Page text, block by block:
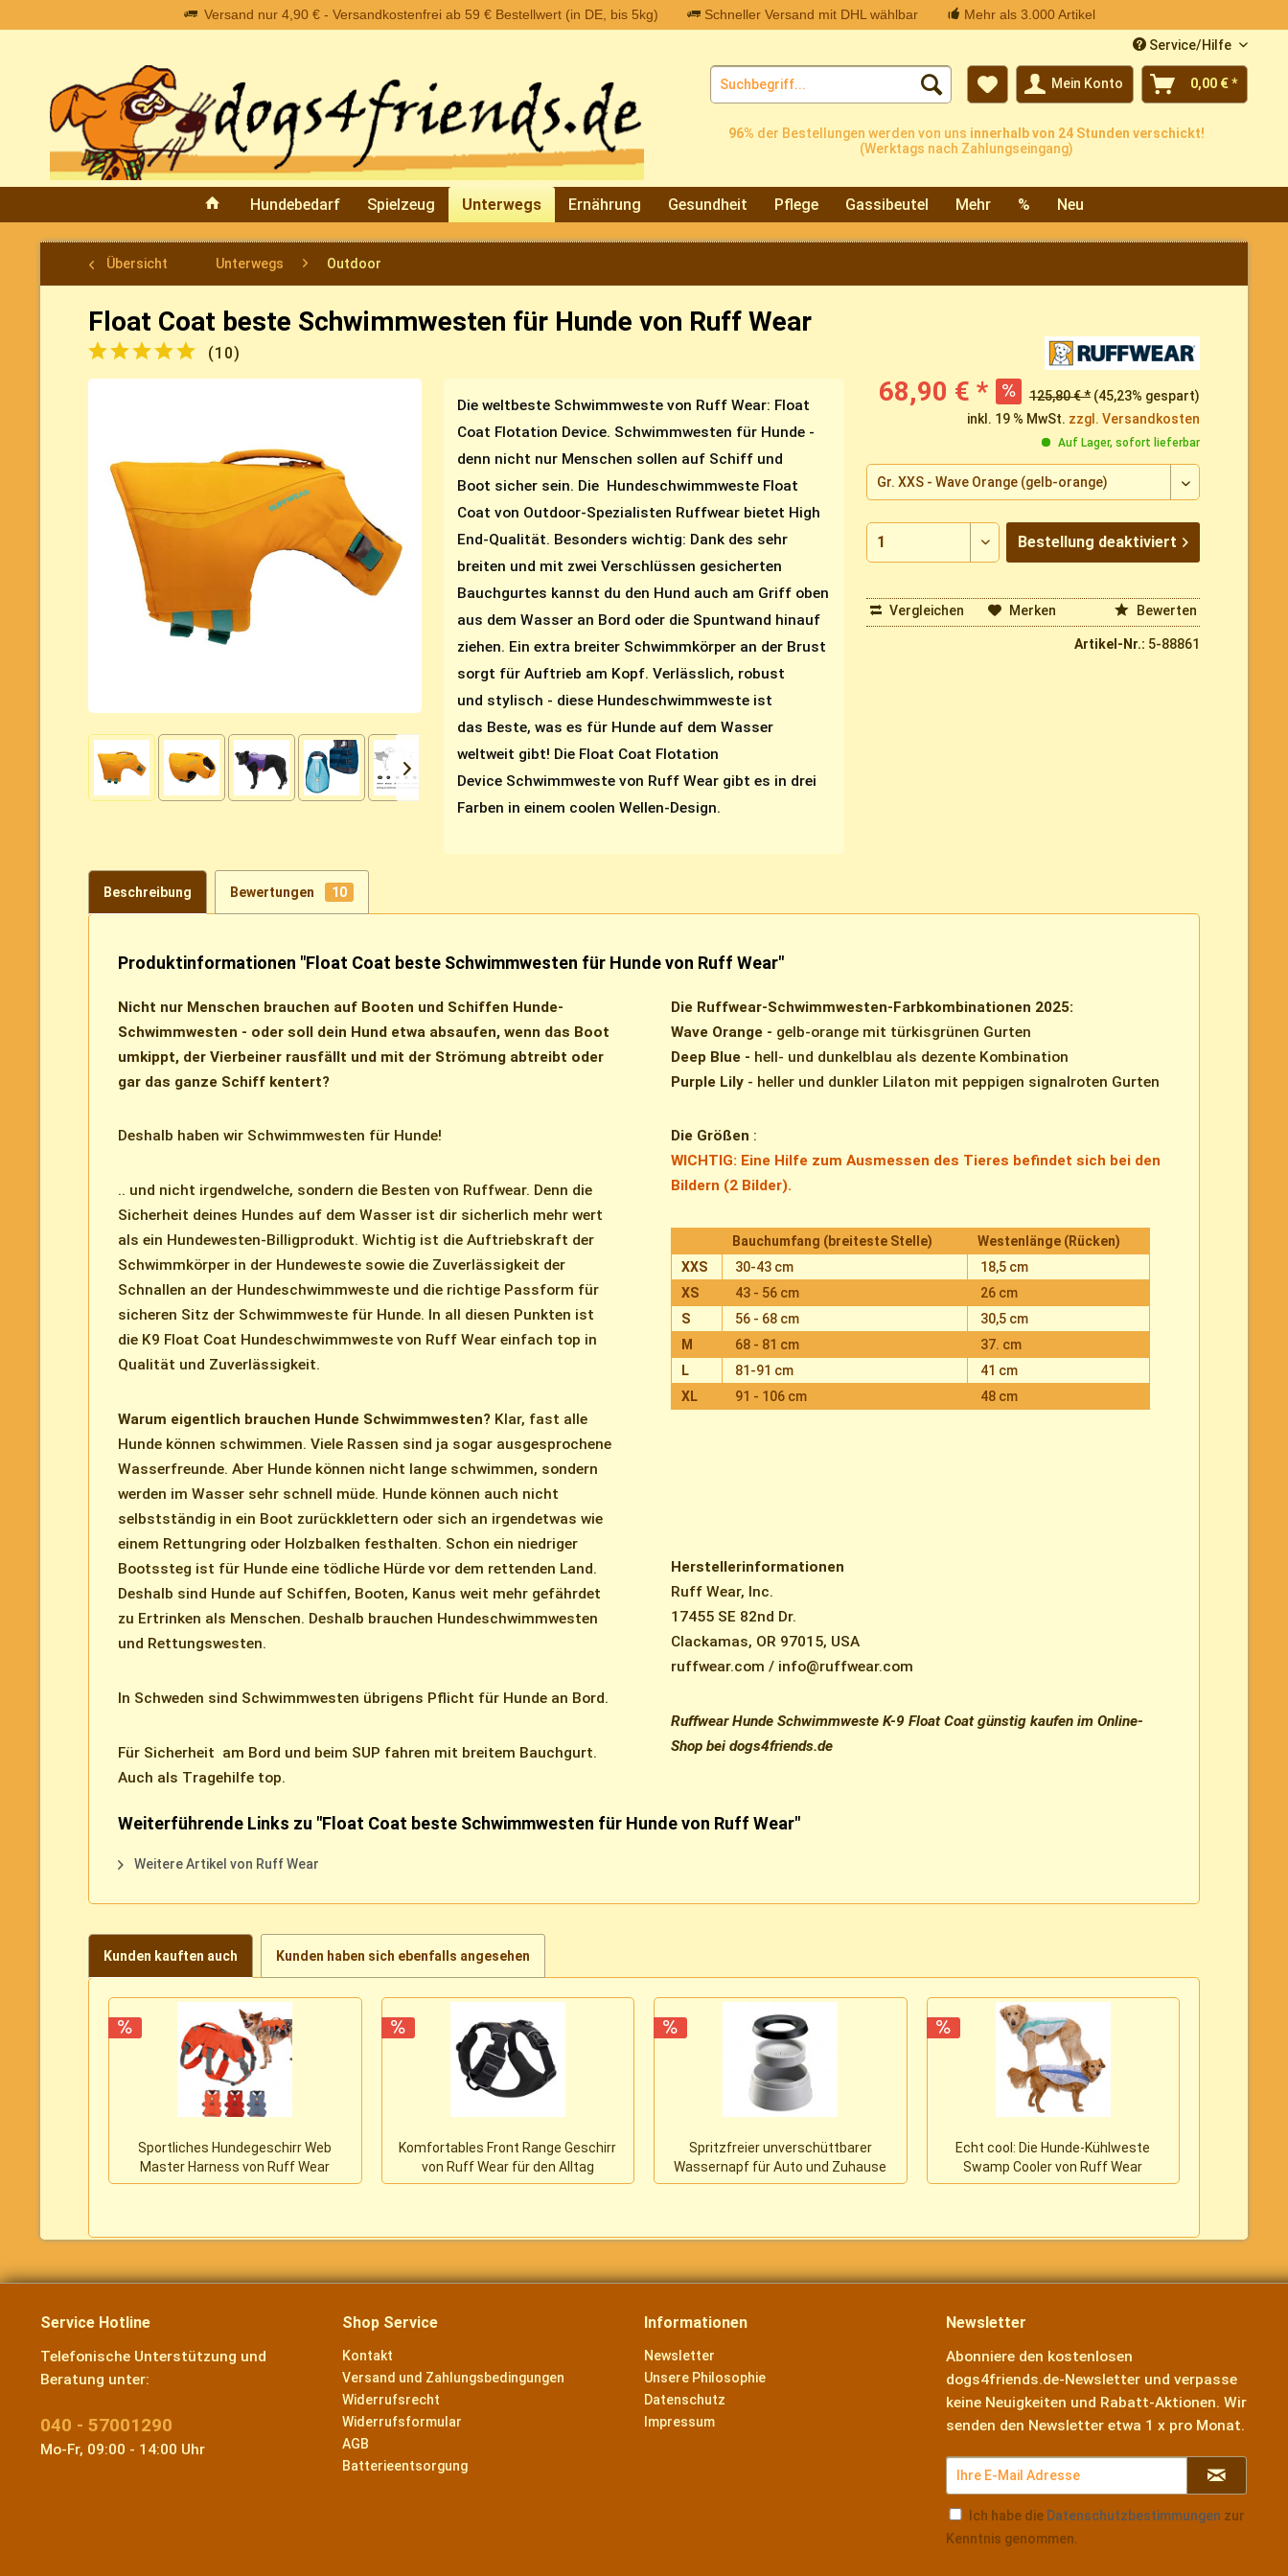
Versand nur 4,90 € - Versandkostenfrei ab 59 € Bestellwert (in DE, bis 5kg) Schneller Versand mit DHL wählbar
Mehr als 3.000 Artikel
Service/Hilfe
Mein Konto 0,00 € *
96% der Bestellungen werden von uns innerhalb von 24 Stunden verschickt!
(Werktags nach Zahlungseingang)
Hundebedarf Spielzeug Unterwegs Ernährung Gesundheit Pflege Gassibeutel Mehr % Neu
Übersicht Unterwegs Outdoor
Float Coat beste Schwimmwesten für Hunde von Ruff Wear
(10)
Die weltbeste Schwimmweste von Ruff Wear: Float
Coat Flotation Device. Schwimmwesten für Hunde -
denn nicht nur Menschen sollen auf Schiff und
Boot sicher sein. Die Hundeschwimmweste Float
Coat von Outdoor-Spezialisten Ruffwear bietet High
End-Qualität. Besonders wichtig: Dank des sehr
breiten und mit zwei Verschlüssen gesicherten
Bauchgurtes kannst du den Hund auch am Griff oben
aus dem Wasser an Bord oder die Spuntwand hinauf
ziehen. Ein extra breiter Schwimmkörper an der Brust
sorgt für Auftrieb am Kopf. Verlässlich, robust
und stylisch - diese Hundeschwimmweste ist
das Beste, was es für Hunde auf dem Wasser
weltweit gibt! Die Float Coat Flotation
Device Schwimmweste von Ruff Wear gibt es in drei
Farben in einem coolen Wellen-Design.
68,90 € * 125,80 € * (45,23% gespart)
inkl. 19 % MwSt. zzgl. Versandkosten
Auf Lager, sofort lieferbar
Bestellung deaktiviert
Vergleichen Merken Bewerten
Artikel-Nr.: 5-88861
Beschreibung Bewertungen 10
Produktinformationen "Float Coat beste Schwimmwesten für Hunde von Ruff Wear"
Nicht nur Menschen brauchen auf Booten und Schiffen Hunde-
Schwimmwesten - oder soll dein Hund etwa absaufen, wenn das Boot
umkippt, der Vierbeiner rausfällt und mit der Strömung abtreibt oder
gar das ganze Schiff kentert?
Deshalb haben wir Schwimmwesten für Hunde!
.. und nicht irgendwelche, sondern die Besten von Ruffwear. Denn die
Sicherheit deines Hundes auf dem Wasser ist dir sicherlich mehr wert
als ein Hundewesten-Billigprodukt. Wichtig ist die Auftriebskraft der
Schwimmkörper in der Hundeweste sowie die Zuverlässigkeit der
Schnallen an der Hundeschwimmweste und die richtige Passform für
sicheren Sitz der Schwimmweste für Hunde. In all diesen Punkten ist
die K9 Float Coat Hundeschwimmweste von Ruff Wear einfach top in
Qualität und Zuverlässigkeit.
Warum eigentlich brauchen Hunde Schwimmwesten? Klar, fast alle
Hunde können schwimmen. Viele Rassen sind ja sogar ausgesprochene
Wasserfreunde. Aber Hunde können nicht lange schwimmen, sondern
werden im Wasser sehr schnell müde. Hunde können auch nicht
selbstständig in ein Boot zurückklettern oder sich an irgendetwas wie
einem Rettungring oder Holzbalken festhalten. Schon ein niedriger
Bootssteg ist für Hunde eine tödliche Hürde vor dem rettenden Land.
Deshalb sind Hunde auf Schiffen, Booten, Kanus weit mehr gefährdet
zu Ertrinken als Menschen. Deshalb brauchen Hundeschwimmwesten
und Rettungswesten.
In Schweden sind Schwimmwesten übrigens Pflicht für Hunde an Bord.
Für Sicherheit am Bord und beim SUP fahren mit breitem Bauchgurt.
Auch als Tragehilfe top.
Die Ruffwear-Schwimmwesten-Farbkombinationen 2025:
Wave Orange - gelb-orange mit türkisgrünen Gurten
Deep Blue - hell- und dunkelblau als dezente Kombination
Purple Lily - heller und dunkler Lilaton mit peppigen signalroten Gurten
Die Größen :
WICHTIG: Eine Hilfe zum Ausmessen des Tieres befindet sich bei den
Bildern (2 Bilder).
Bauchumfang (breiteste Stelle)
Westenlänge (Rücken)
XXS
30-43 cm
18,5 cm
XS
43 - 56 cm
26 cm
S
56 - 68 cm
30,5 cm
M
68 - 81 cm
37. cm
L
81-91 cm
41 cm
XL
91 - 106 cm 48 cm
Herstellerinformationen
Ruff Wear, Inc.
17455 SE 82nd Dr.
Clackamas, OR 97015, USA
ruffwear.com / info@ruffwear.com
Ruffwear Hunde Schwimmweste K-9 Float Coat günstig kaufen im Online-
Shop bei dogs4friends.de
Weiterführende Links zu "Float Coat beste Schwimmwesten für Hunde von Ruff Wear"
Weitere Artikel von Ruff Wear
Kunden kauften auch Kunden haben sich ebenfalls angesehen
Sportliches Hundegeschirr Web
Master Harness von Ruff Wear
Komfortables Front Range Geschirr
von Ruff Wear für den Alltag
Spritzfreier unverschüttbarer
Wassernapf für Auto und Zuhause
Echt cool: Die Hunde-Kühlweste
Swamp Cooler von Ruff Wear
Service Hotline
Telefonische Unterstützung und
Beratung unter:
040 - 57001290
Mo-Fr, 09:00 - 14:00 Uhr
Shop Service
Kontakt
Versand und Zahlungsbedingungen
Widerrufsrecht
Widerrufsformular
AGB
Batterieentsorgung
Informationen
Newsletter
Unsere Philosophie
Datenschutz
Impressum
Newsletter
Abonniere den kostenlosen
dogs4friends.de-Newsletter und verpasse
keine Neuigkeiten und Rabatt-Aktionen. Wir
senden den Newsletter etwa 1 x pro Monat.
Ich habe die Datenschutzbestimmungen zur
Kenntnis genommen.